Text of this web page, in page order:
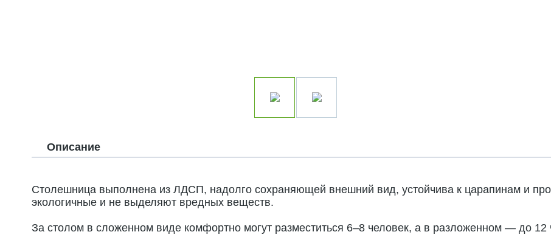
Описание
Столешница выполнена из ЛДСП, надолго сохраняющей внешний вид, устойчива к царапинам и
экологичные и не выделяют вредных веществ.
За столом в сложенном виде комфортно могут разместиться 6–8 человек, а в разложенном — до 12